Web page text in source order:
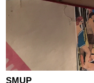
SMUP